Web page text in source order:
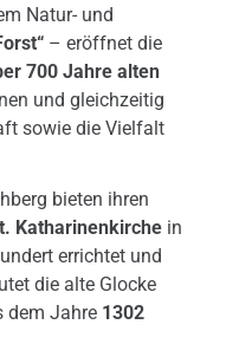
Natur- und
– eröffnet die
700 Jahre alten
und gleichzeitig
sowie die Vielfalt
bieten ihren
Katharinenkirche in
errichtet und
die alte Glocke
dem Jahre 1302